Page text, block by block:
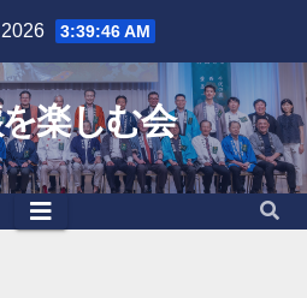
3:39:47 AM
楽しむ会